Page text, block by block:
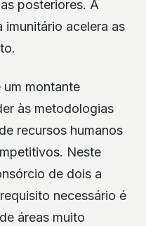
posteriores. A
imunitário acelera as
montante
às metodologias
recursos humanos
Neste
de dois a
necessário é
áreas muito